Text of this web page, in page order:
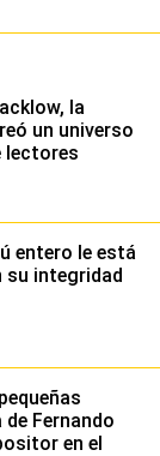
la
un universo
lectores
entero le está
su integridad
Fernando
en el